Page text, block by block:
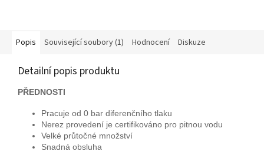
Popis Související soubory (1) Hodnocení Diskuze
Detailní popis produktu
PŘEDNOSTI
Pracuje od 0 bar diferenčního tlaku
Nerez provedení je certifikováno pro pitnou vodu
Velké průtočné množství
Snadná obsluha